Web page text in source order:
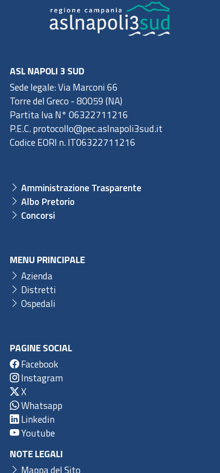
ASL NAPOLI 3 SUD
Sede legale: Via Marconi 66
Torre del Greco - 80059 (NA)
Partita Iva N° 06322711216
P.E.C. protocollo@pec.aslnapoli3sud.it
Codice EORI n. IT06322711216
Amministrazione Trasparente
Albo Pretorio
Concorsi
MENU PRINCIPALE
Azienda
Distretti
Ospedali
PAGINE SOCIAL
Facebook
Instagram
X
Whatsapp
Linkedin
Youtube
NOTE LEGALI
Mappa del Sito